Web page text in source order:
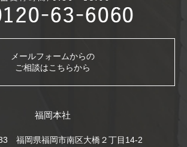
メールフォームからの
ご相談はこちらから
福岡本社
福岡県福岡市南区大橋２丁目14-2